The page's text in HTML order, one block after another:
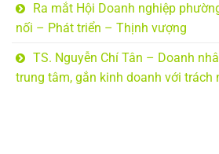
Ra mắt Hội Doanh nghiệp
nối – Phát triển – Thịnh vượng
TS. Nguyễn Chí Tân – Doanh
trung tâm, gắn kinh doanh với trách